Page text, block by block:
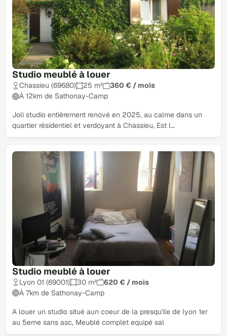
Studio meublé à louer
Chassieu (69680) 25 m²
360 € / mois
À 12km de Sathonay-Camp
Joli studio entièrement renové en 2025, au calme dans un
quartier résidentiel et verdoyant à Chassieu, Est l…
Studio meublé à louer
Lyon 01 (69001) 30 m²
620 € / mois
À 7km de Sathonay-Camp
A louer un studio situé aun coeur de la presqu'ile de lyon 1er
au 5eme sans asc, Meublé complet equipé sal